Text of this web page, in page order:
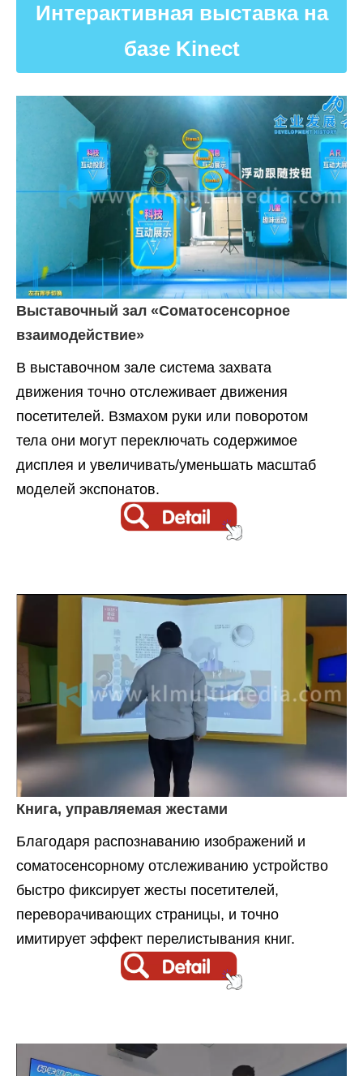
Интерактивная выставка на
базе Kinect
Выставочный зал «Соматосенсорное
взаимодействие»
В выставочном зале система захвата
движения точно отслеживает движения
посетителей. Взмахом руки или поворотом
тела они могут переключать содержимое
дисплея и увеличивать/уменьшать масштаб
моделей экспонатов.
Книга, управляемая жестами
Благодаря распознаванию изображений и
соматосенсорному отслеживанию устройство
быстро фиксирует жесты посетителей,
переворачивающих страницы, и точно
имитирует эффект перелистывания книг.